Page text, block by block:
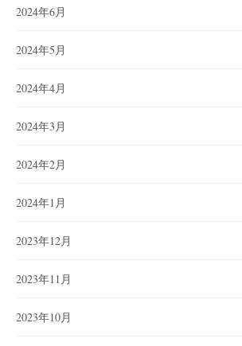
2024年6月
2024年5月
2024年4月
2024年3月
2024年2月
2024年1月
2023年12月
2023年11月
2023年10月